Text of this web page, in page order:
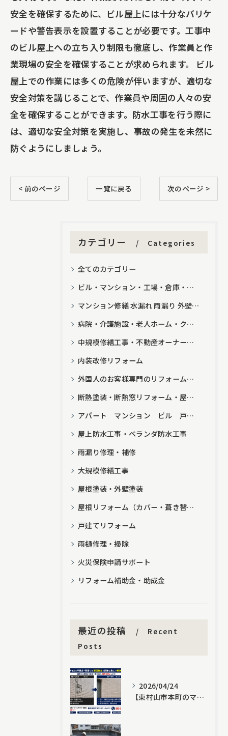
安全を確保するために、ビル屋上には十分なバリケ
ードや警告表示を設置することが必要です。工事中
のビル屋上への立ち入り制限も徹底し、作業員と作
業現場の安全を確保することが求められます。 ビル
屋上での作業には多くの危険が伴いますが、適切な
安全対策を講じることで、作業員や周囲の人々の安
全を確保することができます。防水工事を行う際に
は、適切な安全対策を実施し、事故の発生を未然に
防ぐようにしましょう。
< 前のページ 一覧に戻る 次のページ >
カテゴリー Categories
全てのカテゴリー
ビル・マンション・工場・倉庫・介護施設・病院クリニック・一戸建て・屋上防水工事・ベランダ防水工事・バルコニー防水工事・シーリング工事・雨漏り補修・屋根修理・長尺シート工事
マンション修繕 水漏れ 雨漏り 外壁塗装 外壁補修 屋上防水 一部補修
病院・介護施設・老人ホーム・クリニック・内装改修工事・内装リフォーム・屋上防水工事・バルコニー防水工事・ベランダ防水工事・雨漏り・シーリング工事・外壁塗装・屋根修理
中規模修繕工事・不動産オーナー・不動産管理会社・防水工事・外壁塗装・タイル補修・LED改修工事・長尺シート・無足場ロープアクセス工法・雨漏り修理・ビル・マンション・介護施設
内装改修リフォーム
外国人のお客様専門のリフォーム業者
断熱塗装・断熱窓リフォーム・屋根塗装・外壁塗装・雨漏り修理・タイル補修・シーリング工事・防水工事・ベランダ防水工事・ビル・マンション・工事・倉庫・介護施設・クリニック・病院・アパート
アパート マンション ビル 戸建て 外壁塗装 屋根塗装 雨漏り修理 シーリング工事 防水工事 一部補修
屋上防水工事・ベランダ防水工事
雨漏り修理・補修
大規模修繕工事
屋根塗装・外壁塗装
屋根リフォーム（カバー・葺き替え）
戸建てリフォーム
雨樋修理・掃除
火災保険申請サポート
リフォーム補助金・助成金
最近の投稿
Recent
Posts
2026/04/24
【東村山市本町のマンション修繕の事例】水漏れ、雨漏り、外壁塗装、外壁補修、防水工事の適正価格と納得感を追求する人気のセカンドオピニオン！他社見積もり無料診断の実践活用法